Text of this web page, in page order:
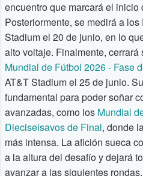
encuentro que marcará el inicio
Posteriormente, se medirá a
Stadium el 20 de junio, en lo
alto voltaje. Finalmente,
Mundial de Fútbol 2026 - Fase
AT&T Stadium el 25 de junio.
fundamental para poder soñar
avanzadas, como los Mundial
Dieciseisavos de Final, donde
más intensa. La afición sueca
a la altura del desafío y dejará
avanzar a las siguientes rondas.